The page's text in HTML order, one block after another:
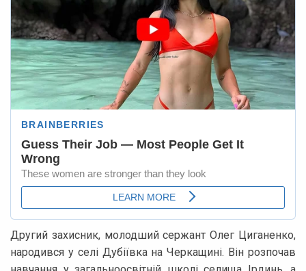
Другий захисник, молодший сержант Олег Циганенко,
народився у селі Дубіївка на Черкащині. Він розпочав